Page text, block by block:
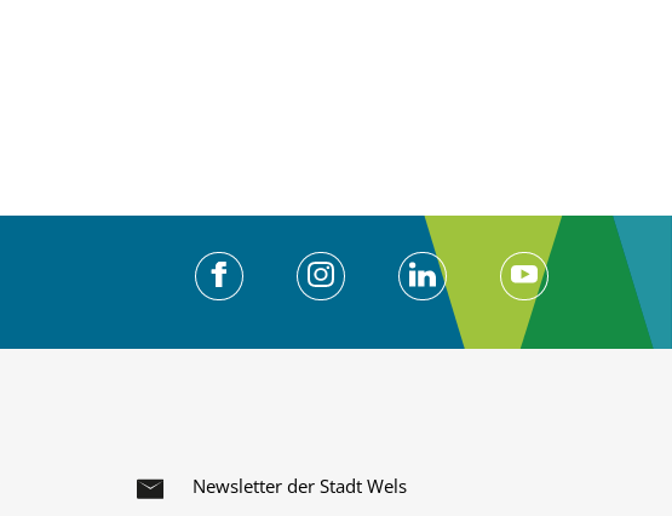
Newsletter der Stadt Wels